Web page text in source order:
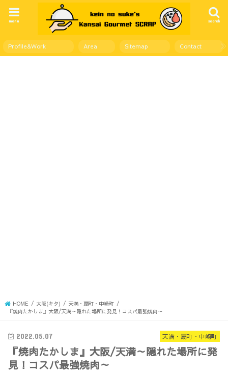
search
menu
Profile&Work Area Sitemap Contact
HOME 大阪(キタ)
天満・扇町・中崎町
『焼肉たかしま』大阪/天満～隠れた場所に発見！コスパ最強焼肉～
天満・扇町・中崎町
2022.05.07
『焼肉たかしま』大阪/天満～隠れた場所に発
見！コスパ最強焼肉～